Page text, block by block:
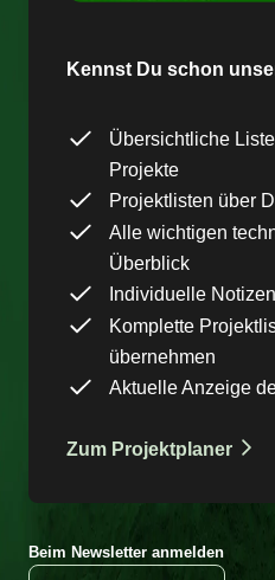
Kennst Du schon
Übersichtliche
Projekte
Projektlisten über
Alle wichtigen
Überblick
Individuelle
Komplette
übernehmen
Aktuelle Anzeige
Zum Projektplaner
Beim Newsletter anmelden